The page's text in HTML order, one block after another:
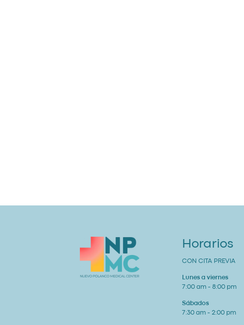
Horarios
CON CITA PREVIA
Lunes a viernes
7:00 am - 8:00 pm
Sábados
7:30 am - 2:00 pm